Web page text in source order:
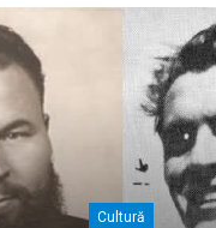
Cultură